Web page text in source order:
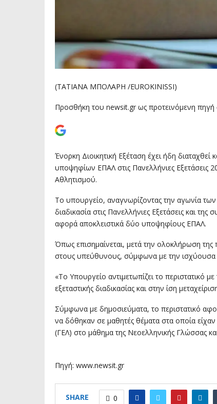
(ΤΑΤΙΑΝΑ ΜΠΟΛΑΡΗ /EUROKINISSI)
Προσθήκη του newsit.gr ως προτεινόμενη πηγή
Ένορκη Διοικητική Εξέταση έχει ήδη
υποψηφίων ΕΠΑΛ στις Πανελλήνιες
Αθλητισμού.
Το υπουργείο, αναγνωρίζοντας την αγωνία
διαδικασία στις Πανελλήνιες Εξετάσεις και
αφορά αποκλειστικά δύο υποψηφίους ΕΠΑΛ.
Όπως επισημαίνεται, μετά την ολοκλήρωση
στους υπεύθυνους, σύμφωνα με την ισχύουσα
«Το Υπουργείο αντιμετωπίζει το περιστατικό
εξεταστικής διαδικασίας και στην ίση
Σύμφωνα με δημοσιεύματα, το περιστατικό
να δόθηκαν σε μαθητές θέματα στα οποία
(ΓΕΛ) στο μάθημα της Νεοελληνικής Γλώσσας
Πηγή: www.newsit.gr
SHARE 0